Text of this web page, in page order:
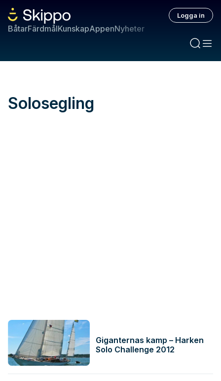
BåtarFärdmålKunskapAppenNyheter
Logga in
Solosegling
Giganternas kamp – Harken
Solo Challenge 2012